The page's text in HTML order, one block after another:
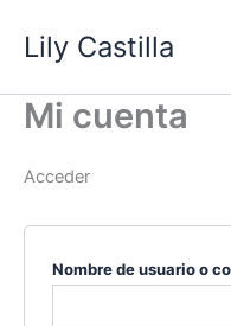
contenido
Lily Castilla
Mi cuenta
Acceder
Nombre de usuario o